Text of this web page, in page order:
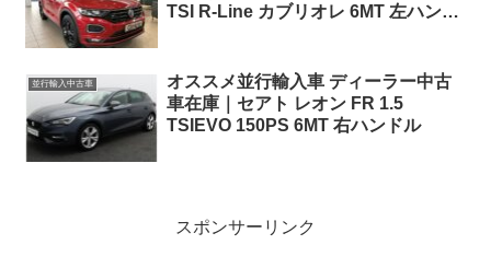
TSI R-Line カブリオレ 6MT 左ハンド
並行輸入中古車
オススメ並行輸入車 ディーラー中古
車在庫｜セアト レオン FR 1.5
TSIEVO 150PS 6MT 右ハンドル
スポンサーリンク